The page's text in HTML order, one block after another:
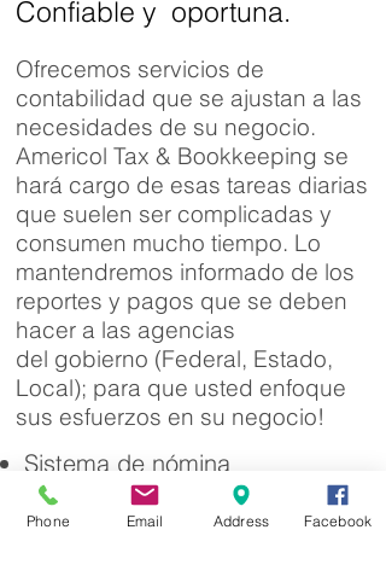
Confiable y oportuna.
Ofrecemos servicios de
contabilidad que se ajustan a las
necesidades de su negocio.
Americol Tax & Bookkeeping se
hará cargo de esas tareas diarias
que suelen ser complicadas y
consumen mucho tiempo. Lo
mantendremos informado de los
reportes y pagos que se deben
hacer a las agencias
del gobierno (Federal, Estado,
Local); para que usted enfoque
sus esfuerzos en su negocio!
Sistema de nómina
computarizada
Phone Email Address Facebook